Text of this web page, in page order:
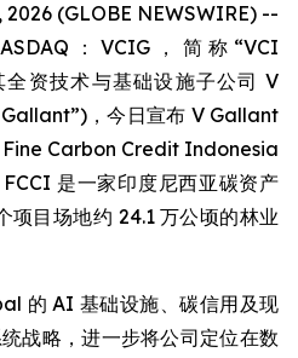
(GLOBE NEWSWIRE) --
：VCIG，简称“VCI
资技术与基础设施子公司 V
，今日宣布 V Gallant
Fine Carbon Credit Indonesia
是一家印度尼西亚碳资产
项目场地约 24.1 万公顷的林业
的 AI 基础设施、碳信用及现
战略，进一步将公司定位在数